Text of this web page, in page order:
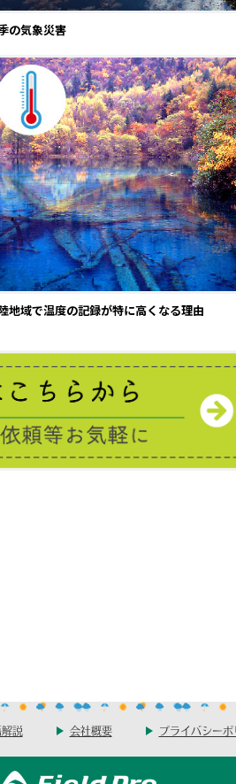
の気象災害
地域で温度の記録が特に高くなる理由
説 会社概要 プライバシーポ